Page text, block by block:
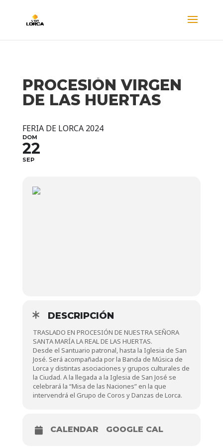
PROCESIÓN VIRGEN
DE LAS HUERTAS
FERIA DE LORCA 2024
DOM
22
SEP
DESCRIPCIÓN
TRASLADO EN PROCESIÓN DE NUESTRA SEÑORA
SANTA MARÍA LA REAL DE LAS HUERTAS.
Desde el Santuario patronal, hasta la Iglesia de San
José. Será acompañada por la Banda de Música de
Lorca y distintas asociaciones y grupos culturales de
la Ciudad. A la llegada a la Iglesia de San José se
celebrará la “Misa de las Naciones” en la que
intervendrá el Grupo de Coros y Danzas de Lorca.
CALENDAR GOOGLE CAL